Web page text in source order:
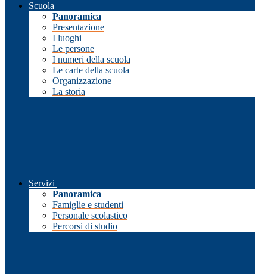
Scuola
Panoramica
Presentazione
I luoghi
Le persone
I numeri della scuola
Le carte della scuola
Organizzazione
La storia
Servizi
Panoramica
Famiglie e studenti
Personale scolastico
Percorsi di studio